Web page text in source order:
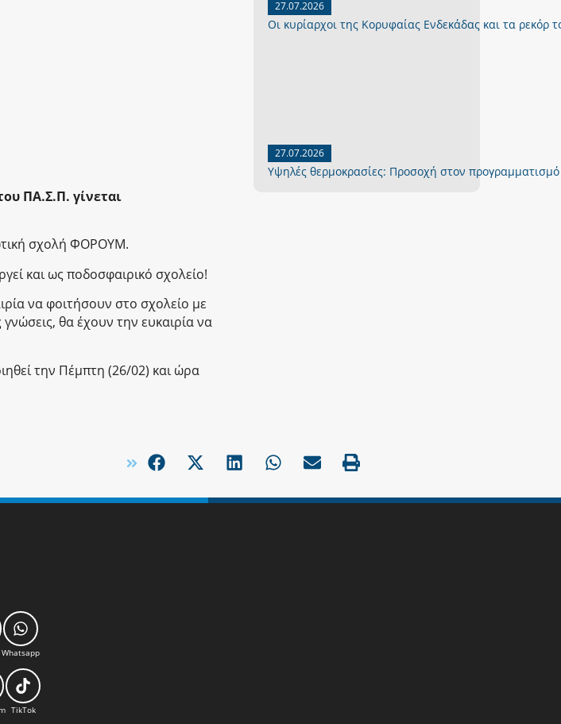
ΠΑ.Σ.Π. γίνεται
σχολή ΦΟΡΟΥΜ.
και ως ποδοσφαιρικό σχολείο!
να φοιτήσουν στο σχολείο με
θα έχουν την ευκαιρία να
την Πέμπτη (26/02) και ώρα
27.07.2026
Οι κυρίαρχοι της Κορυφαίας Ενδεκάδας και τα ρεκόρ
27.07.2026
Yψηλές θερμοκρασίες: Προσοχή στον
Whatsapp
TikTok